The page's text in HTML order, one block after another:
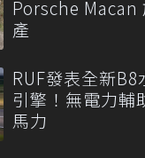
Porsche Macan
產
RUF發表全新
引擎！無電力輔
馬力